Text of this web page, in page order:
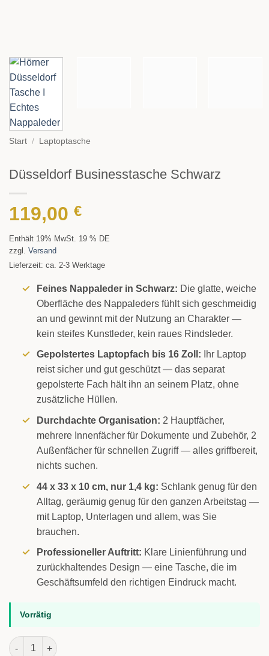
Start / Laptoptasche
Düsseldorf Businesstasche Schwarz
119,00 €
Enthält 19% MwSt. 19 % DE
zzgl. Versand
Lieferzeit: ca. 2-3 Werktage
Feines Nappaleder in Schwarz: Die glatte, weiche
Oberfläche des Nappaleders fühlt sich geschmeidig
an und gewinnt mit der Nutzung an Charakter —
kein steifes Kunstleder, kein raues Rindsleder.
Gepolstertes Laptopfach bis 16 Zoll: Ihr Laptop
reist sicher und gut geschützt — das separat
gepolsterte Fach hält ihn an seinem Platz, ohne
zusätzliche Hüllen.
Durchdachte Organisation: 2 Hauptfächer,
mehrere Innenfächer für Dokumente und Zubehör, 2
Außenfächer für schnellen Zugriff — alles griffbereit,
nichts suchen.
44 x 33 x 10 cm, nur 1,4 kg: Schlank genug für den
Alltag, geräumig genug für den ganzen Arbeitstag —
mit Laptop, Unterlagen und allem, was Sie
brauchen.
Professioneller Auftritt: Klare Linienführung und
zurückhaltendes Design — eine Tasche, die im
Geschäftsumfeld den richtigen Eindruck macht.
Vorrätig
Düsseldorf Businesstasche Schwarz Menge